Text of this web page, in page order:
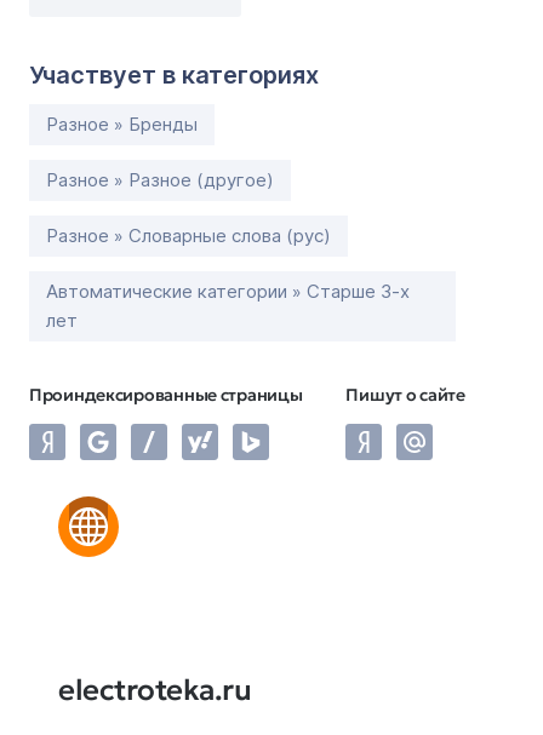
Участвует в категориях
Разное » Бренды
Разное » Разное (другое)
Разное » Словарные слова (рус)
Автоматические категории » Старше 3-х
лет
Проиндексированные страницы Пишут о сайте
electroteka.ru